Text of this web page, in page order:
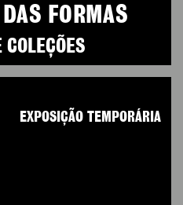
FORMAS
EXPOSIÇÃO TEMPORÁRIA